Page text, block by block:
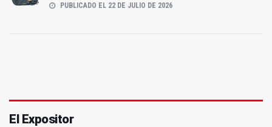
PUBLICADO EL 22 DE JULIO DE 2026
El Expositor